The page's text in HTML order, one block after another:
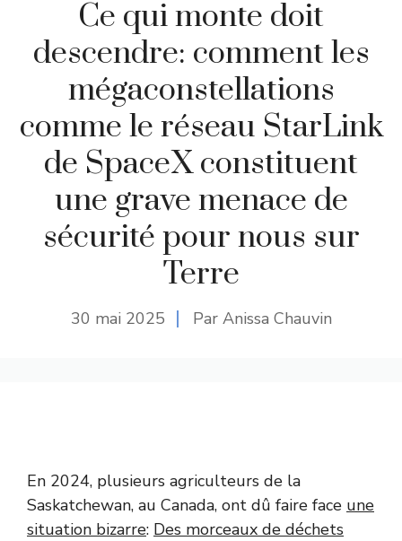
Ce qui monte doit
descendre: comment les
mégaconstellations
comme le réseau StarLink
de SpaceX constituent
une grave menace de
sécurité pour nous sur
Terre
30 mai 2025 Par Anissa Chauvin
En 2024, plusieurs agriculteurs de la
Saskatchewan, au Canada, ont dû faire face une
situation bizarre: Des morceaux de déchets